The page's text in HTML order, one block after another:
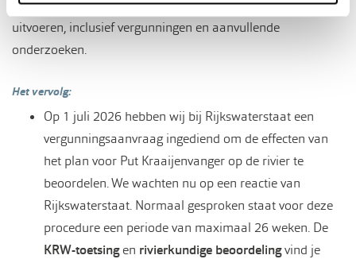
verdere uitwerking van het ontwerp en de wijze van
uitvoeren, inclusief vergunningen en aanvullende
onderzoeken.
Het vervolg:
Op 1 juli 2026 hebben wij bij Rijkswaterstaat een
vergunningsaanvraag ingediend om de effecten van
het plan voor Put Kraaijenvanger op de rivier te
beoordelen. We wachten nu op een reactie van
Rijkswaterstaat. Normaal gesproken staat voor deze
procedure een periode van maximaal 26 weken. De
KRW-toetsingen rivierkundige beoordelingvind je